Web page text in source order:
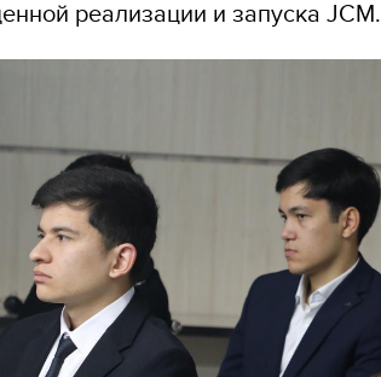
реализации и запуска JCM.